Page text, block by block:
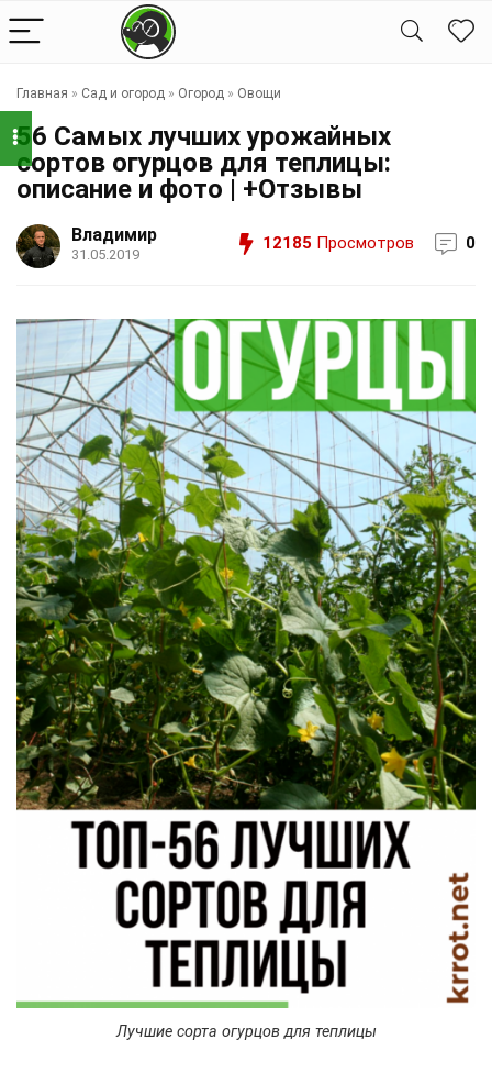
Главная » Сад и огород » Огород » Овощи
56 Самых лучших урожайных
сортов огурцов для теплицы:
описание и фото | +Отзывы
Владимир
31.05.2019
12185 Просмотров 0
Лучшие сорта огурцов для теплицы